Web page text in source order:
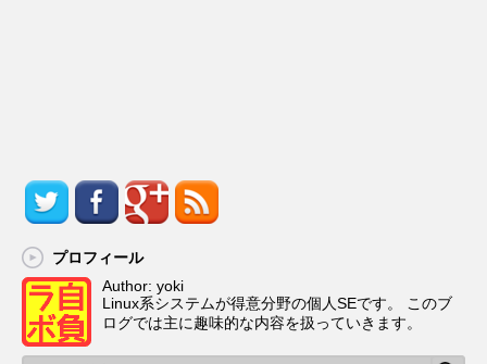
プロフィール
Author: yoki
Linux系システムが得意分野の個人SEです。 このブ
ログでは主に趣味的な内容を扱っていきます。